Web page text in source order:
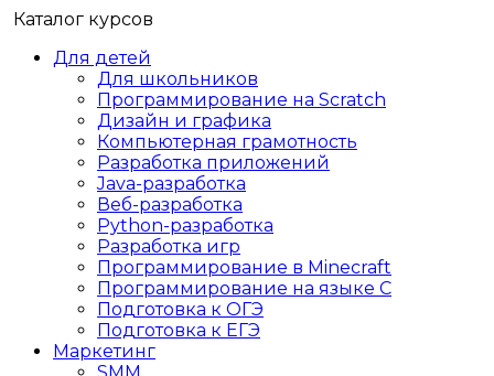
Каталог курсов
Для детей
Для школьников
Программирование на Scratch
Дизайн и графика
Компьютерная грамотность
Разработка приложений
Java-разработка
Веб-разработка
Python-разработка
Разработка игр
Программирование в Minecraft
Программирование на языке C
Подготовка к ОГЭ
Подготовка к ЕГЭ
Маркетинг